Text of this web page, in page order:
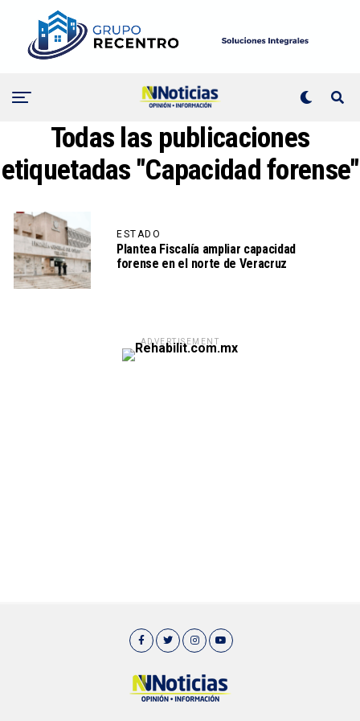
Todas las publicaciones
etiquetadas "Capacidad forense"
ESTADO
Plantea Fiscalía ampliar capacidad
forense en el norte de Veracruz
ADVERTISEMENT